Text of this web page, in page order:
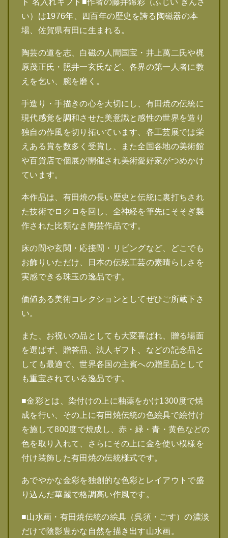
ト 名入れギフト■作者の藤井錦彩（ふじい きんさ
い）は1976年、四百年の歴史を誇る陶磁器の本
場、佐賀県有田に生まれる。
陶芸の道を志、白磁の人間国宝・井上萬二氏や梶
原茂正氏・照井一玄氏など、各界の第一人者に教
えを乞い、腕を磨く。
手造り・手描きの心を大切にし、有田焼の伝統に
現代感覚を調和させた美意識と感性の世界を造り
独自の作風を切り拓いています、各工芸展では栄
えある賞を数多く受賞し、また全国各地の美術館
や百貨店で個展が開催され美術愛好家がつめかけ
ています。
本作品は、有田焼の長い歴史と伝統に裏打ちされ
た技術でロクロを回し、全神経を筆先にそそぎ製
作された比類なき陶芸作品です。
床の間や玄関・応接間・リビングなど、どこでも
お飾りいただけ、日本の伝統工芸の素晴らしさを
実感できる珠玉の逸品です。
価値ある美術コレクションとしてぜひご所蔵下さ
い。
また、お祝いの品としても大変喜ばれ、贈る場面
を選ばず、贈答品、法人ギフト、などの記念品と
しても最適で、世界各国の主賓への贈呈品として
も重宝されている逸品です。
■金彩とは、染付けの上に釉薬をかけ1300度で焼
成を行い、その上に有田焼伝統の色絵具で絵付け
を施して800度で焼成し、赤・緑・青・黄色などの
色を取り入れて、さらにその上に金を使い模様を
付け装飾した有田焼の伝統様式です。
あでやかな金彩を独創的な色彩とレイアウトで盛
り込んだ華麗で格調高い作風です。
■山水画・有田焼伝統の絵具（呉須・ごす）の濃淡
だけで陰影豊かな自然を描き出す山水画。